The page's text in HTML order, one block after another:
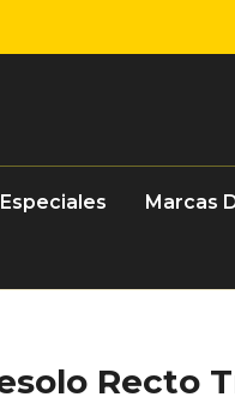
Marcas
Recto